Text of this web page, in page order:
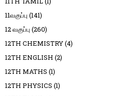
11வகுப்பு (141)
12 வகுப்பு (260)
12TH CHEMISTRY(4)
12TH ENGLISH (2)
12TH MATHS (1)
12TH PHYSICS (1)